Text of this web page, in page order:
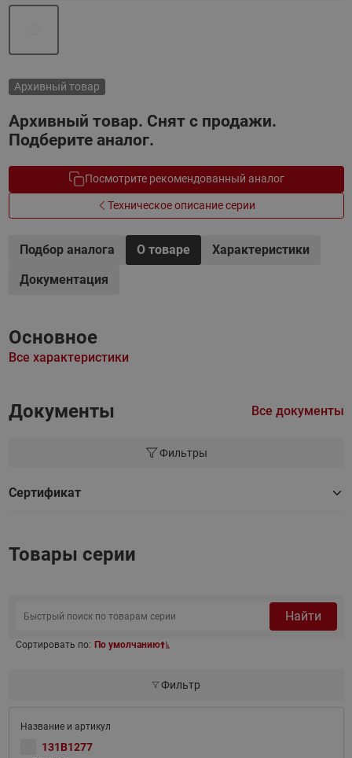
Архивный товар
Архивный товар. Снят с продажи.
Подберите аналог.
Посмотрите рекомендованный аналог
Техническое описание серии
Подбор аналога О товаре
Характеристики
Документация
Основное
Все характеристики
Документы Все документы
Фильтры
Сертификат
Товары серии
Найти
Сортировать по: По умолчанию
Фильтр
131B1277